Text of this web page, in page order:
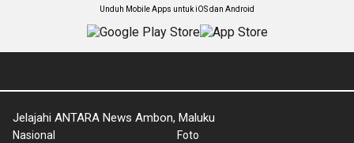
Unduh Mobile Apps untuk iOS dan Android
Jelajahi ANTARA News Ambon, Maluku
Nasional
Foto